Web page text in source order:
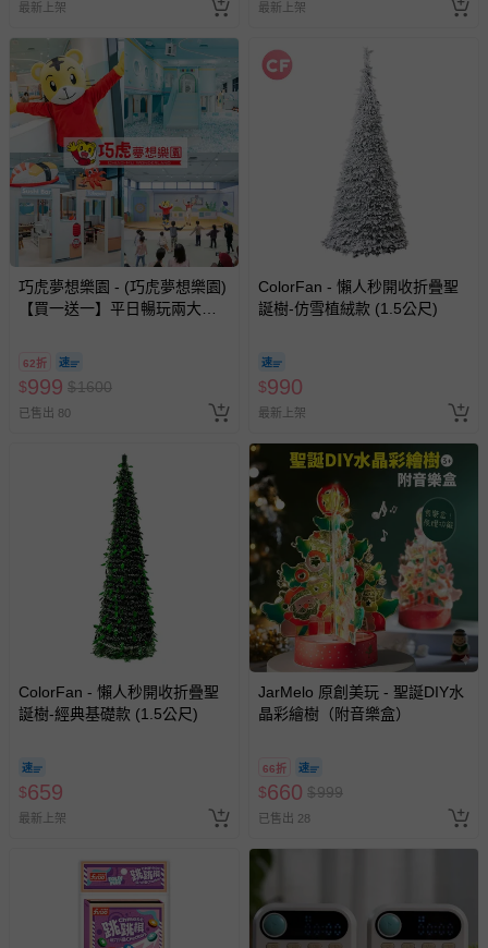
最新上架 最新上架
巧虎夢想樂園 - (巧虎夢想樂園)
【買一送一】平日暢玩兩大一
2026/10/16 正券逾期視同現金
券使用
62折
$999 $1600
已售出 80
ColorFan - 懶人秒開收折疊聖
誕樹-仿雪植絨款 (1.5公尺)
$990
最新上架
ColorFan - 懶人秒開收折疊聖
誕樹-經典基礎款 (1.5公尺)
$659
最新上架
JarMelo 原創美玩 - 聖誕DIY水
晶彩繪樹（附音樂盒）
66折
$660 $999
已售出 28